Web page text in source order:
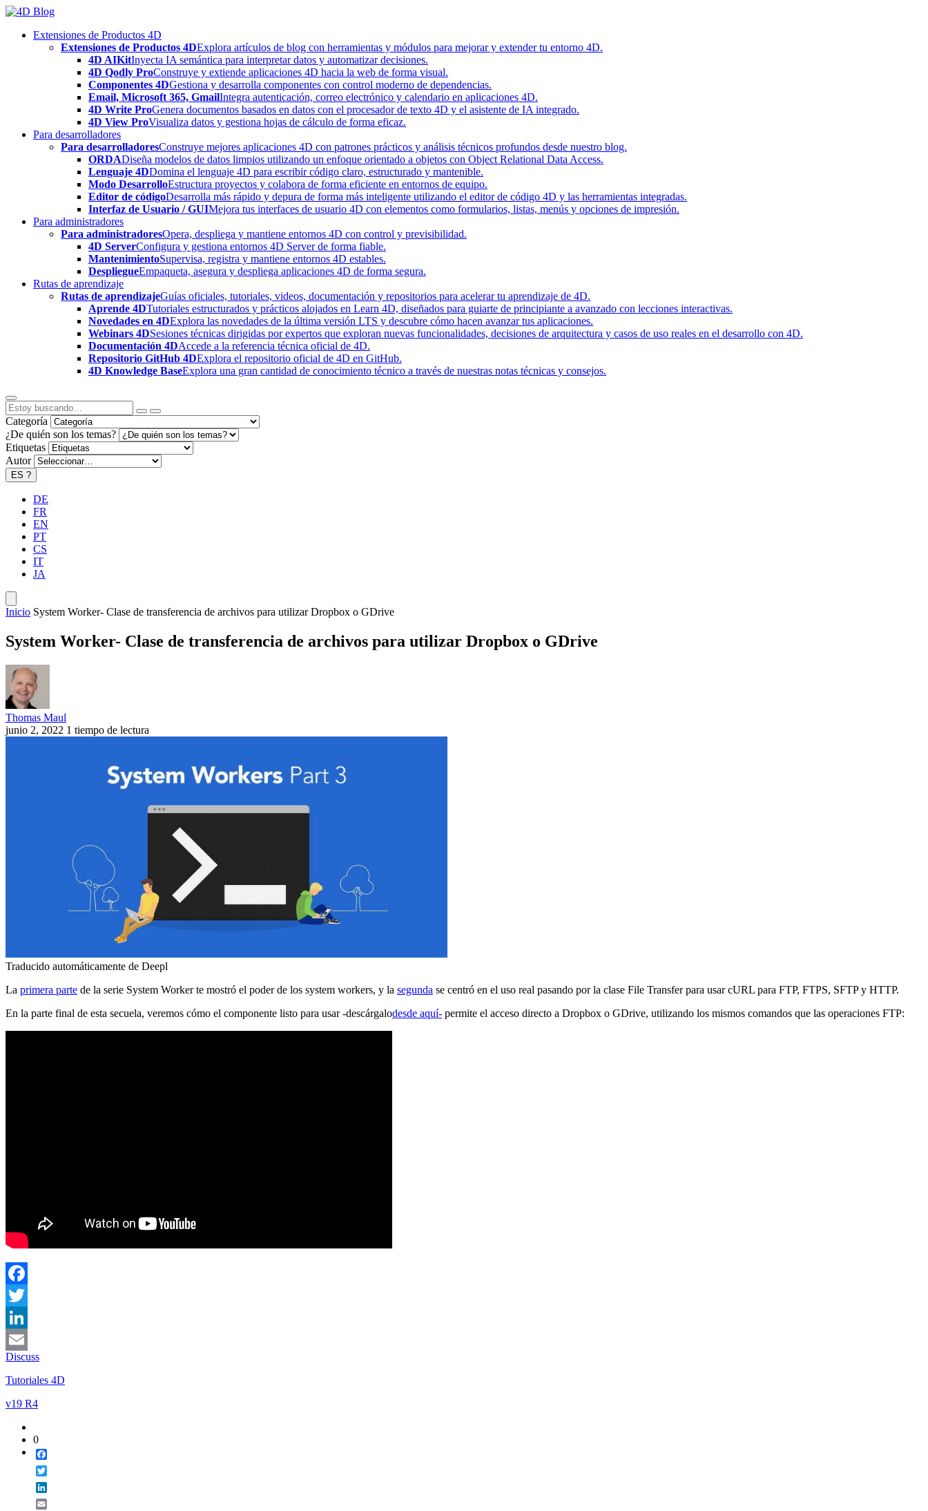
Skip
contentExtensiones de Productos 4D
Extensiones de Productos 4DExplora artículos de blog con herramientas y módulos para mejorar y extender tu entorno 4D.
4D AIKitInyecta IA semántica para interpretar datos y automatizar decisiones.
4D Qodly ProConstruye y extiende aplicaciones 4D hacia la web de forma visual.
Componentes 4DGestiona y desarrolla componentes con control moderno de dependencias.
Email, Microsoft 365, GmailIntegra autenticación, correo electrónico y calendario en aplicaciones 4D.
4D Write ProGenera documentos basados en datos con el procesador de texto 4D y el asistente de IA integrado.
4D View ProVisualiza datos y gestiona hojas de cálculo de forma eficaz.
Para desarrolladores
Para desarrolladoresConstruye mejores aplicaciones 4D con patrones prácticos y análisis técnicos profundos desde nuestro blog.
ORDADiseña modelos de datos limpios utilizando un enfoque orientado a objetos con Object Relational Data Access.
Lenguaje 4DDomina el lenguaje 4D para escribir código claro, estructurado y mantenible.
Modo DesarrolloEstructura proyectos y colabora de forma eficiente en entornos de equipo.
Editor de códigoDesarrolla más rápido y depura de forma más inteligente utilizando el editor de código 4D y las herramientas integradas.
Interfaz de Usuario / GUIMejora tus interfaces de usuario 4D con elementos como formularios, listas, menús y opciones de impresión.
Para administradores
Para administradoresOpera, despliega y mantiene entornos 4D con control y previsibilidad.
4D ServerConfigura y gestiona entornos 4D Server de forma fiable.
MantenimientoSupervisa, registra y mantiene entornos 4D estables.
DespliegueEmpaqueta, asegura y despliega aplicaciones 4D de forma segura.
Rutas de aprendizaje
Rutas de aprendizajeGuías oficiales, tutoriales, videos, documentación y repositorios para acelerar tu aprendizaje de 4D.
Aprende 4DTutoriales estructurados y prácticos alojados en Learn 4D, diseñados para guiarte de principiante a avanzado con lecciones interactivas.
Novedades en 4DExplora las novedades de la última versión LTS y descubre cómo hacen avanzar tus aplicaciones.
Webinars 4DSesiones técnicas dirigidas por expertos que exploran nuevas funcionalidades, decisiones de arquitectura y casos de uso reales en el desarrollo con 4D.
Documentación 4DAccede a la referencia técnica oficial de 4D.
Repositorio GitHub 4DExplora el repositorio oficial de 4D en GitHub.
4D Knowledge BaseExplora una gran cantidad de conocimiento técnico a través de nuestras notas técnicas y consejos.
Categoría
¿De quién son los temas?
Etiquetas
Autor
ES ?
DE
FR
EN
PT
CS
IT
JA
Inicio System Worker- Clase de transferencia de archivos para utilizar Dropbox o GDrive
System Worker- Clase de transferencia de archivos para utilizar Dropbox o GDrive
Thomas Maul
junio 2, 2022 1 tiempo de lectura
Traducido automáticamente de Deepl
La primera parte de la serie System Worker te mostró el poder de los system workers, y la segunda se centró en el uso real pasando por la clase File Transfer para usar cURL para FTP, FTPS, SFTP y HTTP.
En la parte final de esta secuela, veremos cómo el componente listo para usar -descárgalodesde aquí- permite el acceso directo a Dropbox o GDrive, utilizando los mismos comandos que las operaciones FTP:
Facebook
Twitter
LinkedIn
Email
Discuss
Tutoriales 4D
v19 R4
0